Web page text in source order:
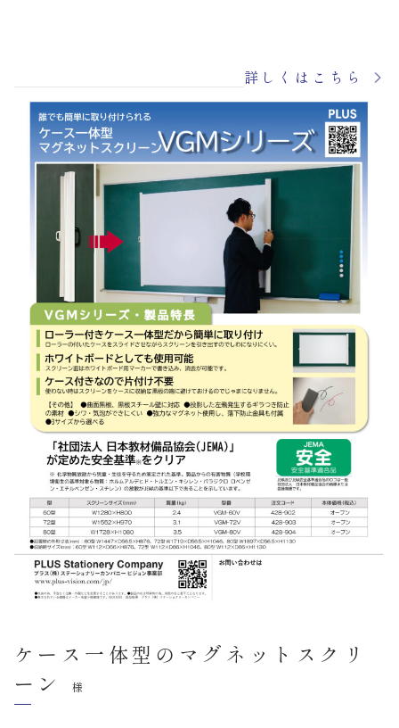
詳しくはこちら
ケース一体型のマグネットスクリ
ーン
様